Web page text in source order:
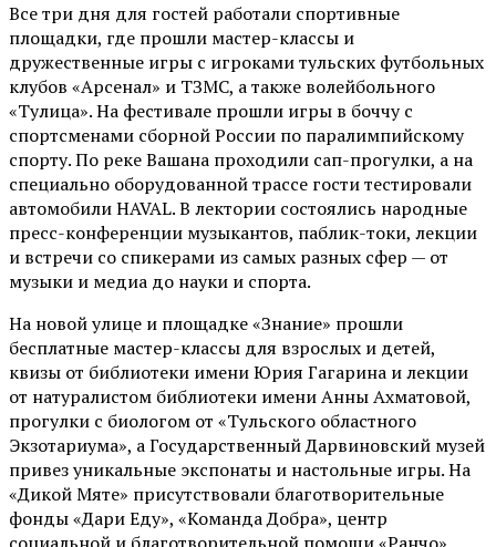
Все три дня для гостей работали спортивные
площадки, где прошли мастер-классы и
дружественные игры с игроками тульских футбольных
клубов «Арсенал» и ТЗМС, а также волейбольного
«Тулица». На фестивале прошли игры в боччу с
спортсменами сборной России по паралимпийскому
спорту. По реке Вашана проходили сап-прогулки, а на
специально оборудованной трассе гости тестировали
автомобили HAVAL. В лектории состоялись народные
пресс-конференции музыкантов, паблик-токи, лекции
и встречи со спикерами из самых разных сфер — от
музыки и медиа до науки и спорта.
На новой улице и площадке «Знание» прошли
бесплатные мастер-классы для взрослых и детей,
квизы от библиотеки имени Юрия Гагарина и лекции
от натуралистом библиотеки имени Анны Ахматовой,
прогулки с биологом от «Тульского областного
Экзотариума», а Государственный Дарвиновский музей
привез уникальные экспонаты и настольные игры. На
«Дикой Мяте» присутствовали благотворительные
фонды «Дари Еду», «Команда Добра», центр